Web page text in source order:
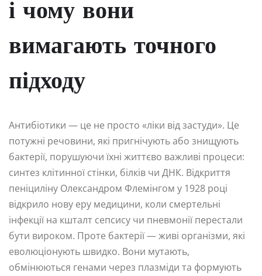
і чому вони
вимагають точного
підходу
Антибіотики — це не просто «ліки від застуди». Це
потужні речовини, які пригнічують або знищують
бактерії, порушуючи їхні життєво важливі процеси:
синтез клітинної стінки, білків чи ДНК. Відкриття
пеніциліну Олександром Флемінгом у 1928 році
відкрило нову еру медицини, коли смертельні
інфекції на кшталт сепсису чи пневмонії перестали
бути вироком. Проте бактерії — живі організми, які
еволюціонують швидко. Вони мутають,
обмінюються генами через плазміди та формують